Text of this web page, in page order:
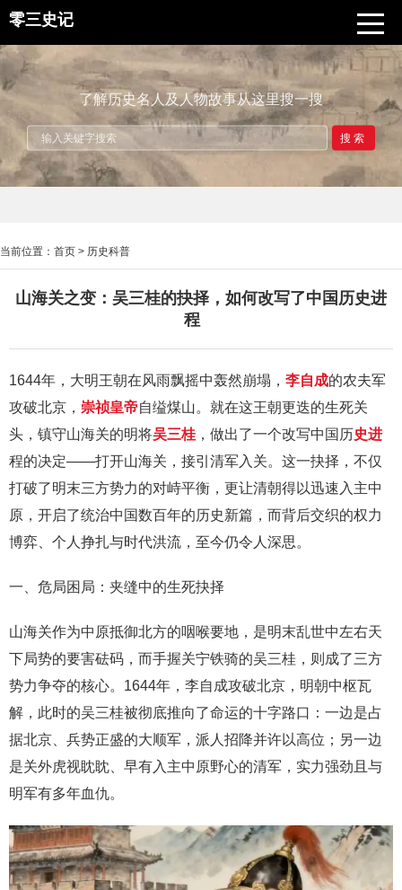
零三史记
了解历史名人及人物故事从这里搜一搜
搜索
当前位置： 首页 > 历史科普
山海关之变：吴三桂的抉择，如何改写了中国历史进
程
1644年，大明王朝在风雨飘摇中轰然崩塌， 李自成的农夫军
攻破北京， 崇祯皇帝自缢煤山。就在这王朝更迭的生死关
头，镇守山海关的明将吴三桂 ，做出了一个改写中国历史进
程的决定——打开山海关，接引清军入关。这一抉择，不仅
打破了明末三方势力的对峙平衡，更让清朝得以迅速入主中
原，开启了统治中国数百年的历史新篇，而背后交织的权力
博弈、个人挣扎与时代洪流，至今仍令人深思。
一、危局困局：夹缝中的生死抉择
山海关作为中原抵御北方的咽喉要地，是明末乱世中左右天
下局势的要害砝码，而手握关宁铁骑的吴三桂，则成了三方
势力争夺的核心。1644年，李自成攻破北京，明朝中枢瓦
解，此时的吴三桂被彻底推向了命运的十字路口：一边是占
据北京、兵势正盛的大顺军，派人招降并许以高位；另一边
是关外虎视眈眈、早有入主中原野心的清军，实力强劲且与
明军有多年血仇。